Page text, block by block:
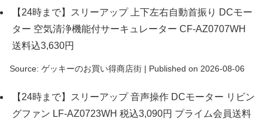
【24時まで】スリーアップ 上下左右自動首振り DCモー
ター 空気清浄機能付サーキュレーター CF-AZ0707WH
送料込3,630円
Source: ゲッキーのお買い得商店街 Published on 2026-08-06
【24時まで】スリーアップ 音声操作 DCモーター リビン
グファン LF-AZ0723WH 税込3,090円 プライム会員送料